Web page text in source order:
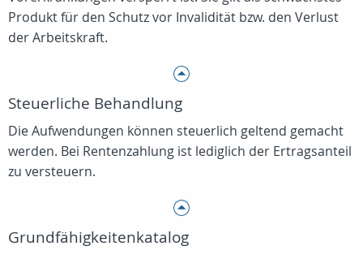
Produkt für den Schutz vor Invalidität bzw. den Verlust
der Arbeitskraft.
Steuerliche Behandlung
Die Aufwendungen können steuerlich geltend gemacht
werden. Bei Rentenzahlung ist lediglich der Ertragsanteil
zu versteuern.
Grundfähigkeitenkatalog